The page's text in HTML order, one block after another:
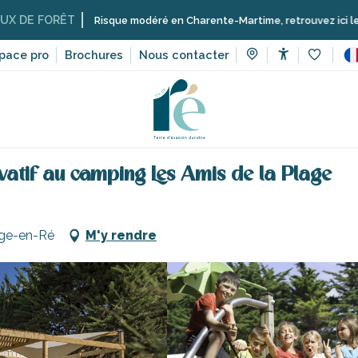
pro Brochures Nous contacter
Risque modéré en Charente-Martime, retrouvez ici les
au camping Les Amis de la Plage
en-Ré M'y rendre